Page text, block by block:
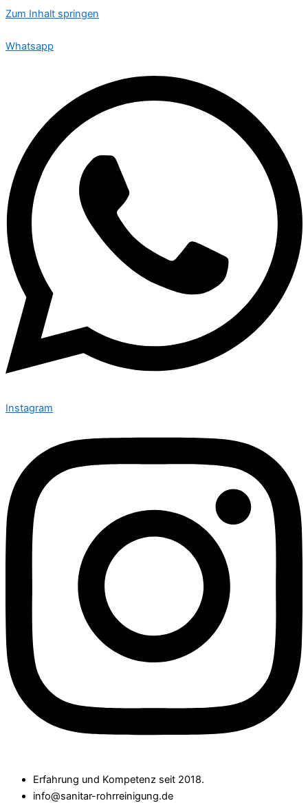
Zum Inhalt springen
Whatsapp
Instagram
Erfahrung und Kompetenz seit 2018.
info@sanitar-rohrreinigung.de